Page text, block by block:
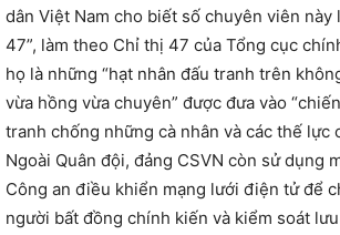
dân Việt Nam cho biết số chuyên viên này
47”, làm theo Chỉ thị 47 của Tổng cục
họ là những “hạt nhân đấu tranh trên
vừa hồng vừa chuyên” được đưa vào
tranh chống những cà nhân và các thế lực
Ngoài Quân đội, đảng CSVN còn sử dụng
Công an điều khiển mạng lưới điện tử để
người bất đồng chính kiến và kiểm soát